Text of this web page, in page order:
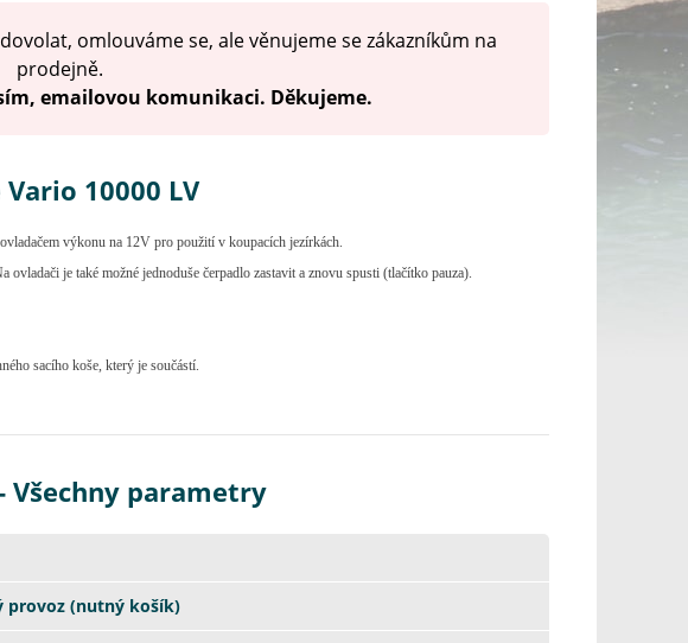
omlouváme se, ale věnujeme se zákazníkům na
prodejně.
emailovou komunikaci. Děkujeme.
10000 LV
výkonu na 12V pro použití v koupacích jezírkách.
je také možné jednoduše čerpadlo zastavit a znovu spusti (tlačítko pauza).
sacího koše, který je součástí.
Všechny parametry
provoz (nutný košík)